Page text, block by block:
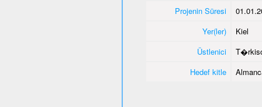
Projenin Süresi
Yer(ler)
Kiel
Üstlenici
Hedef kitle